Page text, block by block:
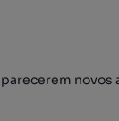
novos